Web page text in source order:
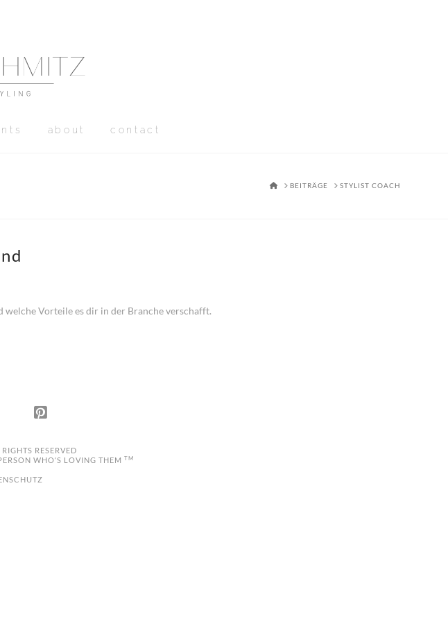
about contact
HOMEBEITRÄGE STYLIST COACH
Vorteile es dir in der Branche verschafft.
RESERVED
WHO‘S LOVING THEM TM